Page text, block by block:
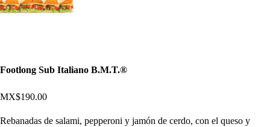
Footlong Sub Italiano B.M.T.®
MX$190.00
Rebanadas de salami, pepperoni y jamón de cerdo, con el queso y